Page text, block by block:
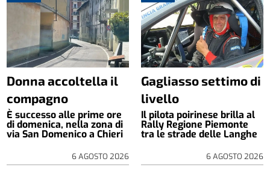
Donna accoltella il
compagno
È successo alle prime ore
di domenica, nella zona di
via San Domenico a Chieri
6 AGOSTO 2026
Gagliasso settimo di
livello
Il pilota poirinese brilla al
Rally Regione Piemonte
tra le strade delle Langhe
6 AGOSTO 2026